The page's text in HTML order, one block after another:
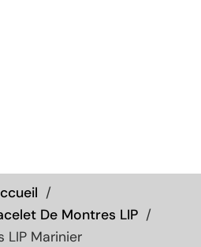
De Montres LIP
LIP Marinier